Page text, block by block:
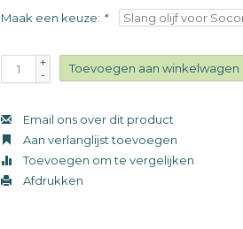
Maak een keuze: *
+
-
Toevoegen aan winkelwagen
Email ons over dit product
Aan verlanglijst toevoegen
Toevoegen om te vergelijken
Afdrukken